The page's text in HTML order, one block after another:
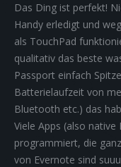
Das Ding ist perfekt!
Handy erledigt und
als TouchPad
qualitativ das beste
Passport einfach
Batterielaufzeit von
Bluetooth etc.) das
Viele Apps (also
programmiert, die
von Evernote sind